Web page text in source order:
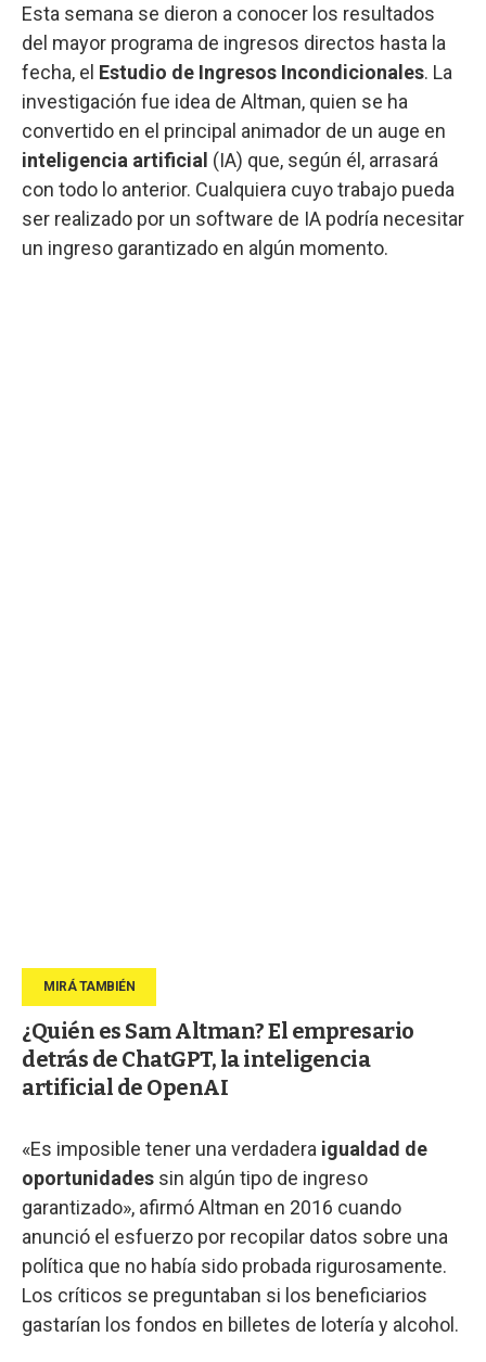
Esta semana se dieron a conocer los resultados
del mayor programa de ingresos directos hasta la
fecha, el Estudio de Ingresos Incondicionales. La
investigación fue idea de Altman, quien se ha
convertido en el principal animador de un auge en
inteligencia artificial (IA) que, según él, arrasará
con todo lo anterior. Cualquiera cuyo trabajo pueda
ser realizado por un software de IA podría necesitar
un ingreso garantizado en algún momento.
¿Quién es Sam Altman? El empresario
detrás de ChatGPT, la inteligencia
artificial de OpenAI
«Es imposible tener una verdadera igualdad de
oportunidades sin algún tipo de ingreso
garantizado», afirmó Altman en 2016 cuando
anunció el esfuerzo por recopilar datos sobre una
política que no había sido probada rigurosamente.
Los críticos se preguntaban si los beneficiarios
gastarían los fondos en billetes de lotería y alcohol.